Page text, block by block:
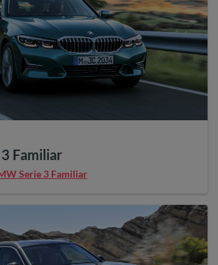
Familiar
Serie 3 Familiar